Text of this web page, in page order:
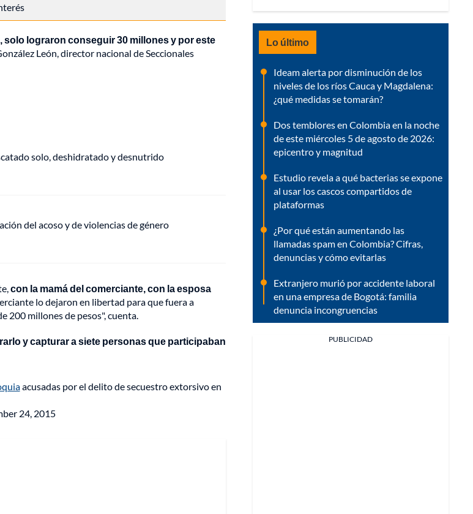
solo lograron conseguir 30 millones y por este
León, director nacional de Seccionales
solo, deshidratado y desnutrido
del acoso y de violencias de género
con la mamá del comerciante, con la esposa
lo dejaron en libertad para que fuera a
200 millones de pesos", cuenta.
y capturar a siete personas que participaban
acusadas por el delito de secuestro extorsivo en
24, 2015
Lo último
Ideam alerta por disminución de los
niveles de los ríos Cauca y Magdalena:
¿qué medidas se tomarán?
Dos temblores en Colombia en la noche
de este miércoles 5 de agosto de 2026:
epicentro y magnitud
Estudio revela a qué bacterias se expone
al usar los cascos compartidos de
plataformas
¿Por qué están aumentando las
llamadas spam en Colombia? Cifras,
denuncias y cómo evitarlas
Extranjero murió por accidente laboral
en una empresa de Bogotá: familia
denuncia incongruencias
PUBLICIDAD